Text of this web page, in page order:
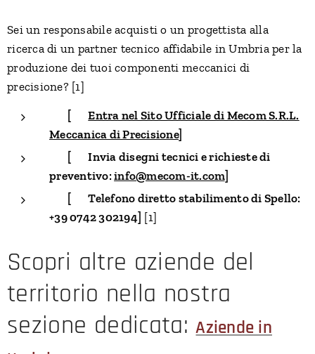
Sei un responsabile acquisti o un progettista alla
ricerca di un partner tecnico affidabile in Umbria per la
produzione dei tuoi componenti meccanici di
precisione? [1]
[🌐Entra nel Sito Ufficiale di Mecom S.R.L.
Meccanica di Precisione]
[✉️ Invia disegni tecnici e richieste di
preventivo:info@mecom-it.com]
[📞 Telefono diretto stabilimento di Spello:
+39 0742 302194] [1]
Scopri altre aziende del
territorio nella nostra
sezione dedicata:Aziende in